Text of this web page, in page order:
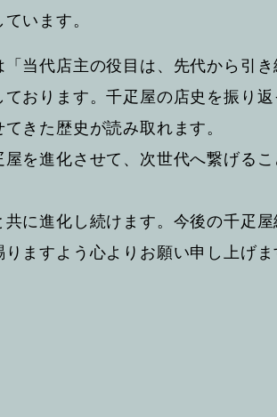
います。
「当代店主の役目は、先代から引
おります。千疋屋の店史を振り
きた歴史が読み取れます。
を進化させて、次世代へ繋げる
共に進化し続けます。今後の千疋
ますよう心よりお願い申し上げま